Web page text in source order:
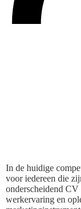
In de huidige
voor iedereen die
onderscheidend CV
werkervaring en